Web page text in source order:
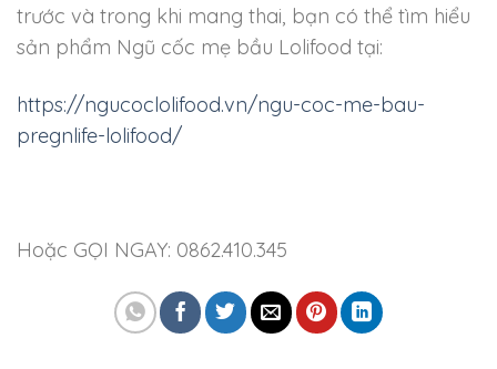
trước và trong khi mang thai, bạn có thể tìm hiểu
sản phẩm Ngũ cốc mẹ bầu Lolifood tại:
https://ngucoclolifood.vn/ngu-coc-me-bau-
pregnlife-lolifood/
Hoặc GỌI NGAY: 0862.410.345